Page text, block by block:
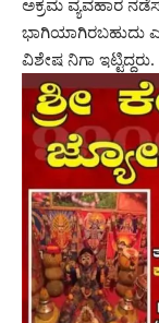
ಅಕ್ರಮ ವ್ಯವಹಾರ
ಭಾಗಿಯಾಗಿರಬಹುದು
ವಿಶೇಷ ನಿಗಾ ಇಟ್ಟಿದ್ದರು.